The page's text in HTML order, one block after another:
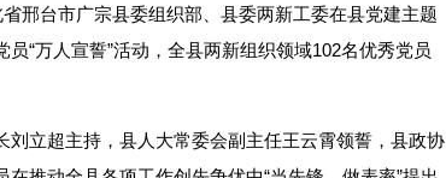
邢台市广宗县委组织部、县委两新工委在县党建主题
“万人宣誓”活动，全县两新组织领域102名优秀党员
立超主持，县人大常委会副主任王云霄领誓，县政协